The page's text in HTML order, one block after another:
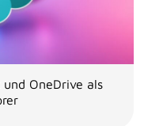
und OneDrive als